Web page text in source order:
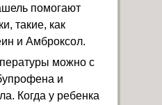
помогают
такие, как
и Амброксол.
можно с
и
Когда у ребенка